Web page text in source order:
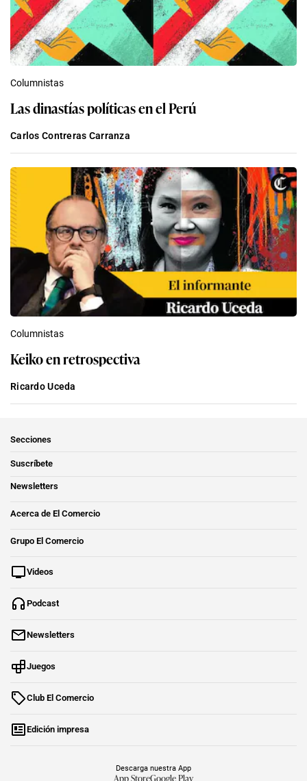
Columnistas
Las dinastías políticas en el Perú
Carlos Contreras Carranza
Columnistas
Keiko en retrospectiva
Ricardo Uceda
Secciones
Suscríbete
Newsletters
Acerca de El Comercio
Grupo El Comercio
Videos
Podcast
Newsletters
Juegos
Club El Comercio
Edición impresa
Descarga nuestra App
App StoreGoogle Play